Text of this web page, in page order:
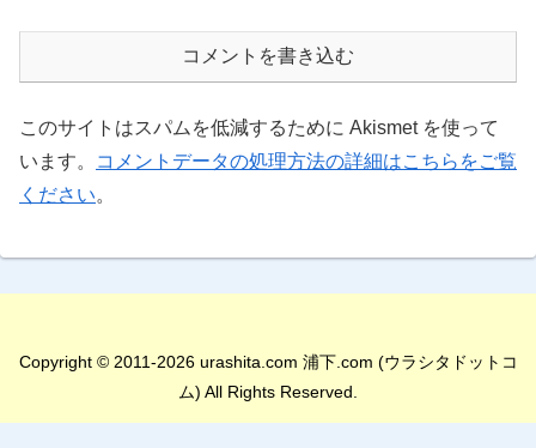
コメントを書き込む
このサイトはスパムを低減するために Akismet を使って
います。
コメントデータの処理方法の詳細はこちらをご覧
ください。
Copyright © 2011-2026 urashita.com 浦下.com (ウラシタドットコ
ム) All Rights Reserved.